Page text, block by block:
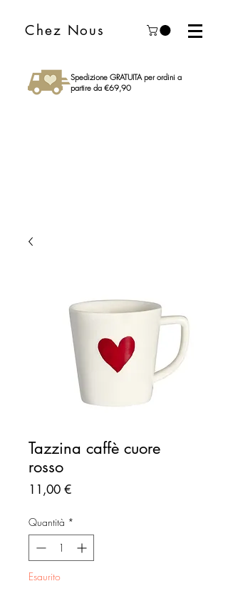
Chez Nous
Spedizione GRATUITA per ordini a
partire da €69,90
Tazzina caffè cuore
rosso
11,00 €Prezzo
Quantità *
Esaurito